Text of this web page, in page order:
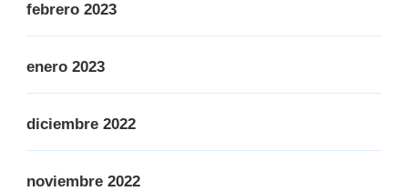
febrero 2023
enero 2023
diciembre 2022
noviembre 2022